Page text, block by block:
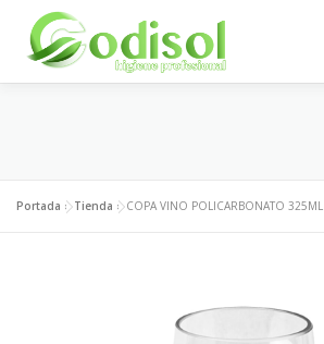
contenido
ÁREA CLIENTES CONTACTO
Portada »Tienda »COPA VINO POLICARBONATO 325ML